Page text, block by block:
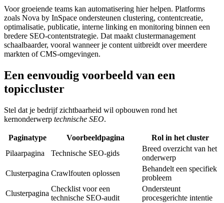
Voor groeiende teams kan automatisering hier helpen. Platforms
zoals Nova by InSpace ondersteunen clustering, contentcreatie,
optimalisatie, publicatie, interne linking en monitoring binnen een
bredere SEO-contentstrategie. Dat maakt clustermanagement
schaalbaarder, vooral wanneer je content uitbreidt over meerdere
markten of CMS-omgevingen.
Een eenvoudig voorbeeld van een
topiccluster
Stel dat je bedrijf zichtbaarheid wil opbouwen rond het
kernonderwerp technische SEO.
Paginatype Voorbeeldpagina
Rol in het cluster
Pilaarpagina
Technische SEO-gids
Breed overzicht van het
onderwerp
Clusterpagina Crawlfouten oplossen
Behandelt een specifiek
probleem
Clusterpagina
Checklist voor een
technische SEO-audit
Ondersteunt
procesgerichte intentie